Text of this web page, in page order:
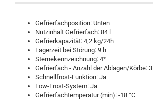
Gefrierfachposition: Unten
Nutzinhalt Gefrierfach: 84 l
Gefrierkapazität: 4,2 kg/24h
Lagerzeit bei Störung: 9 h
Sternekennzeichnung: 4*
Gefrierfach - Anzahl der Ablagen/Körbe: 3
Schnellfrost-Funktion: Ja
Low-Frost-System: Ja
Gefrierfachtemperatur (min): -18 °C